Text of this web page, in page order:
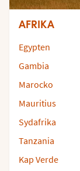
AFRIKA
Egypten
Gambia
Marocko
Mauritius
Sydafrika
Tanzania
Kap Verde